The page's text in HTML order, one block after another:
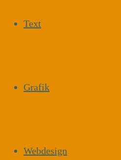
Text
Grafik
Webdesign